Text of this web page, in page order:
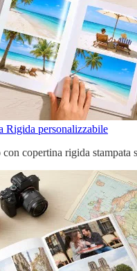
Rigida personalizzabile
copertina rigida stampata